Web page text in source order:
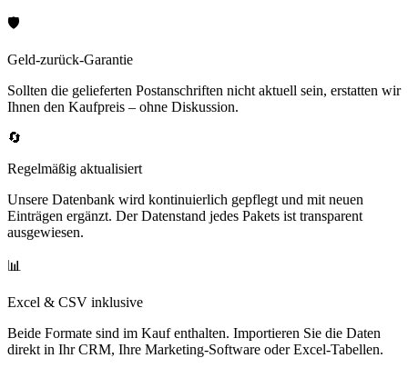
🛡️
Geld-zurück-Garantie
Sollten die gelieferten Postanschriften nicht aktuell sein, erstatten wir
Ihnen den Kaufpreis – ohne Diskussion.
🔄
Regelmäßig aktualisiert
Unsere Datenbank wird kontinuierlich gepflegt und mit neuen
Einträgen ergänzt. Der Datenstand jedes Pakets ist transparent
ausgewiesen.
📊
Excel & CSV inklusive
Beide Formate sind im Kauf enthalten. Importieren Sie die Daten
direkt in Ihr CRM, Ihre Marketing-Software oder Excel-Tabellen.